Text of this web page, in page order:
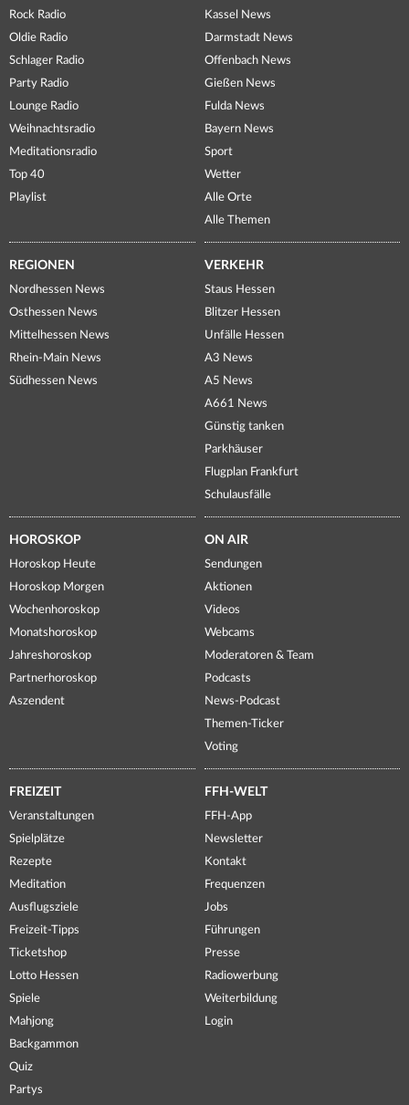
Rock Radio
Oldie Radio
Schlager Radio
Party Radio
Lounge Radio
Weihnachtsradio
Meditationsradio
Top 40
Playlist
Kassel News
Darmstadt News
Offenbach News
Gießen News
Fulda News
Bayern News
Sport
Wetter
Alle Orte
Alle Themen
REGIONEN
Nordhessen News
Osthessen News
Mittelhessen News
Rhein-Main News
Südhessen News
VERKEHR
Staus Hessen
Blitzer Hessen
Unfälle Hessen
A3 News
A5 News
A661 News
Günstig tanken
Parkhäuser
Flugplan Frankfurt
Schulausfälle
HOROSKOP
Horoskop Heute
Horoskop Morgen
Wochenhoroskop
Monatshoroskop
Jahreshoroskop
Partnerhoroskop
Aszendent
ON AIR
Sendungen
Aktionen
Videos
Webcams
Moderatoren & Team
Podcasts
News-Podcast
Themen-Ticker
Voting
FREIZEIT
Veranstaltungen
Spielplätze
Rezepte
Meditation
Ausflugsziele
Freizeit-Tipps
Ticketshop
Lotto Hessen
Spiele
Mahjong
Backgammon
Quiz
Partys
FFH-WELT
FFH-App
Newsletter
Kontakt
Frequenzen
Jobs
Führungen
Presse
Radiowerbung
Weiterbildung
Login